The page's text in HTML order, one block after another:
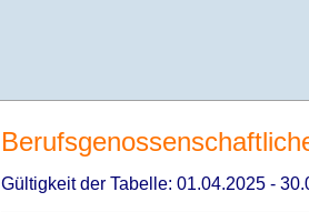
Gültigkeit der Tabelle: 01.04.2025 -